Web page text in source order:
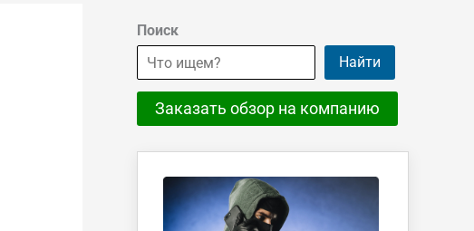
Поиск
Найти
Заказать обзор на компанию